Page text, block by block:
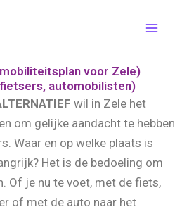
voor Zele)
fietsers, automobilisten)
wil in Zele het
om gelijke aandacht te hebben
Waar en op welke plaats is
Het is de bedoeling om
Of je nu te voet, met de fiets,
of met de auto naar het